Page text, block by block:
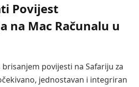
Povijest
na Mac Računalu u
povijesti na Safariju za
jednostavan i integriran